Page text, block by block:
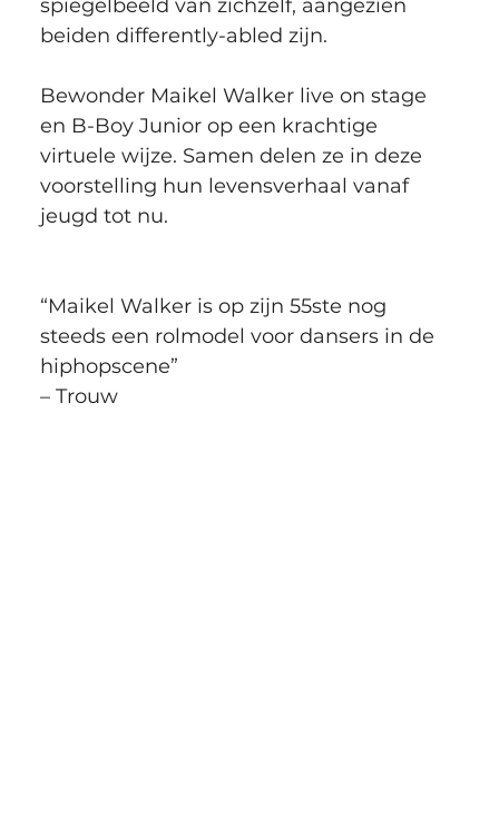
spiegelbeeld van zichzelf, aangezien
beiden differently-abled zijn.
Bewonder Maikel Walker live on stage
en B-Boy Junior op een krachtige
virtuele wijze. Samen delen ze in deze
voorstelling hun levensverhaal vanaf
jeugd tot nu.
“Maikel Walker is op zijn 55ste nog
steeds een rolmodel voor dansers in de
hiphopscene”
– Trouw